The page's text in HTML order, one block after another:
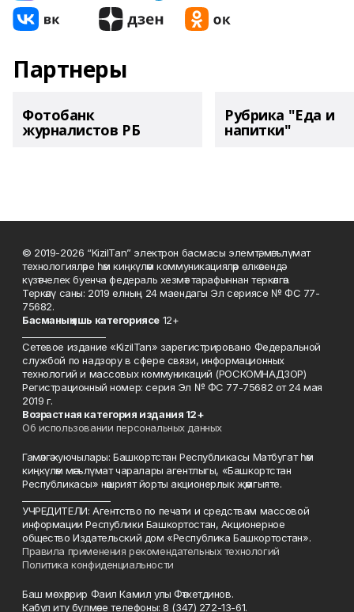
Партнеры
Фотобанк
журналистов РБ
Рубрика "Еда и
напитки"
© 2019-2026 “KizilTan” электрон басмасы элемтә, мәгълүмат
технологияләре һәм киңкүләм коммуникацияләр өлкәсендә
күзәтчелек буенча федераль хезмәт тарафыннан теркәлгән.
Теркәлү саны: 2019 елның 24 маендагы Эл сериясе № ФС 77-
75682.
Басманың яшь категориясе12+
Сетевое издание «KizilTan» зарегистрировано Федеральной
службой по надзору в сфере связи, информационных
технологий и массовых коммуникаций (РОСКОМНАДЗОР)
Регистрационный номер: серия Эл № ФС 77-75682 от 24 мая
2019 г.
Возрастная категория издания 12+
Об использовании персональных данных
Гамәлгә куючылары: Башкортстан Республикасы Матбугат һәм
киңкүләм мәгълүмат чаралары агентлыгы, «Башкортстан
Республикасы» нәшрият йорты акционерлык җәмгыяте.
УЧРЕДИТЕЛИ: Агентство по печати и средствам массовой
информации Республики Башкортостан, Акционерное
общество Издательский дом «Республика Башкортостан».
Правила применения рекомендательных технологий
Политика конфиденциальности
Баш мөхәррир Фаил Камил улы Фәтхетдинов.
Кабул итү бүлмәсе телефоны: 8 (347) 272-13-61.